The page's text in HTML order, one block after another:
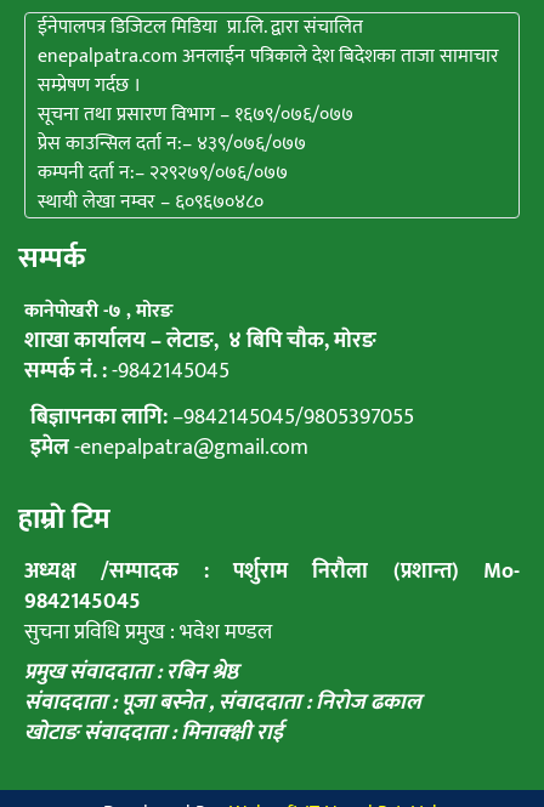
ईनेपालपत्र डिजिटल मिडिया प्रा.लि. द्वारा संचालित
enepalpatra.com अनलाईन पत्रिकाले देश बिदेशका ताजा सामाचार
सम्प्रेषण गर्दछ ।
सूचना तथा प्रसारण विभाग – १६७९/०७६/०७७
प्रेस काउन्सिल दर्ता न:– ४३९/०७६/०७७
कम्पनी दर्ता न:– २२९२७९/०७६/०७७
स्थायी लेखा नम्वर – ६०९६७०४८०
सम्पर्क
कानेपाेखरी -७ , मोरङ
शाखा कार्यालय – लेटाङ, ४ बिपि चाैक, माेरङ
सम्पर्क नं. :-9842145045
बिज्ञापनका लागि:–9842145045/9805397055
इमेल-enepalpatra@gmail.com
हाम्राे टिम
अध्यक्ष /सम्पादक : पर्शुराम निराैला (प्रशान्त) Mo-
9842145045
सुचना प्रविधि प्रमुख : भवेश मण्डल
प्रमुख संवाददाता : रबिन श्रेष्ठ
संवाददाता : पूजा बस्नेत ,संवाददाता : निराेज ढकाल
खाेटाङ संवाददाता : मिनाक्क्षी राई